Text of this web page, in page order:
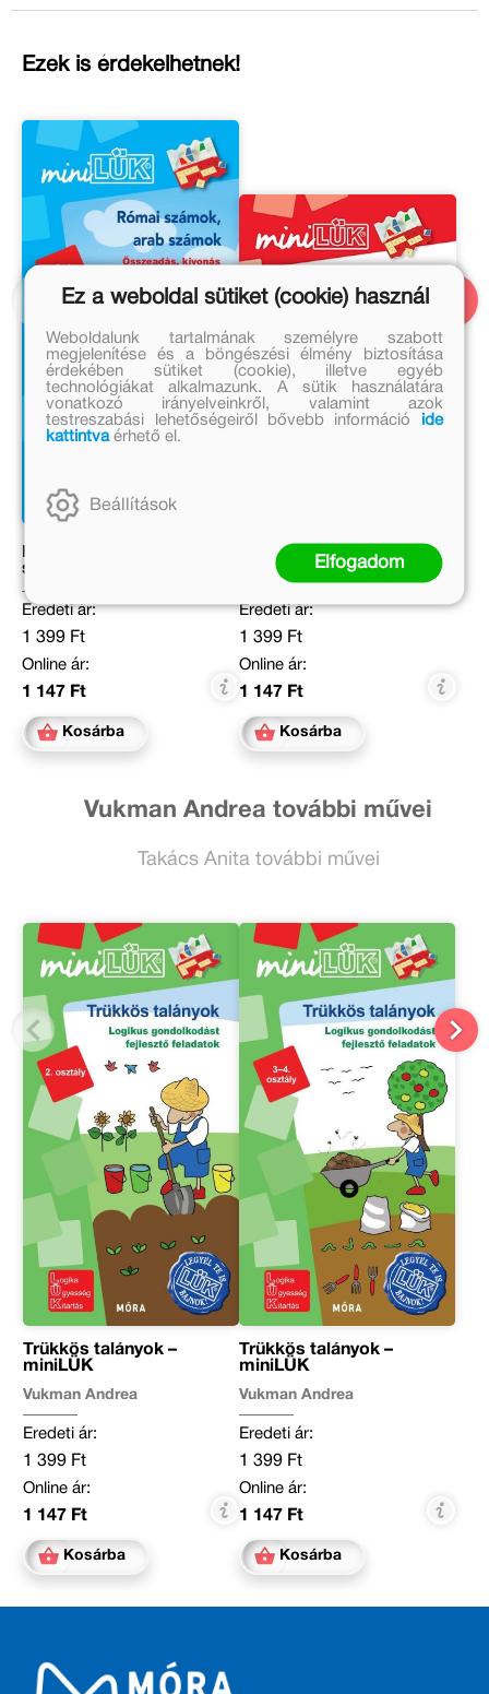
Ezek is érdekelhetnek!
számok - miniLÜK
Eredeti ár:
1 399 Ft
Online ár:
1 147 Ft
Kosárba
Történetek a kalózhajóról
- miniLÜK
Eredeti ár:
1 399 Ft
Online ár:
1 147 Ft
Kosárba
Vukman Andrea további művei
Takács Anita további művei
Trükkös talányok –
miniLÜK
Vukman Andrea
Eredeti ár:
1 399 Ft
Online ár:
1 147 Ft
Kosárba
Trükkös talányok –
miniLÜK
Vukman Andrea
Eredeti ár:
1 399 Ft
Online ár:
1 147 Ft
Kosárba
Ez a weboldal sütiket (cookie) használ
Weboldalunk tartalmának személyre szabott
megjelenítése és a böngészési élmény biztosítása
érdekében sütiket (cookie), illetve egyéb
technológiákat alkalmazunk. A sütik használatára
vonatkozó irányelveinkről, valamint azok
testreszabási lehetőségeiről bővebb információ
ide
kattintvaérhető el.
Beállítások
Elfogadom